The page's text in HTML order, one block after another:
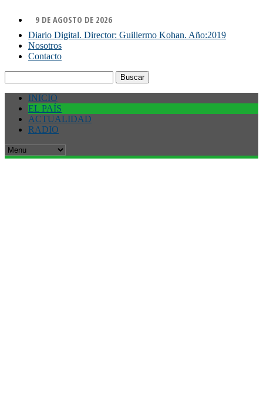
9 DE AGOSTO DE 2026
Diario Digital. Director: Guillermo Kohan. Año:2019
Nosotros
Contacto
INICIO
EL PAÍS
ACTUALIDAD
RADIO